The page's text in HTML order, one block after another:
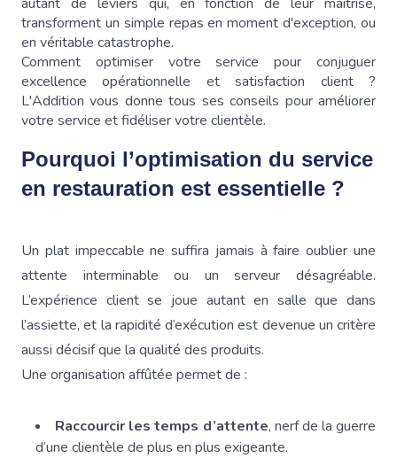
transforment un simple repas en moment d'exception, ou
en véritable catastrophe.
Comment optimiser votre service pour conjuguer
excellence opérationnelle et satisfaction client ?
L'Addition vous donne tous ses conseils pour améliorer
votre service et fidéliser votre clientèle.
Pourquoi l’optimisation du service
en restauration est essentielle ?
Un plat impeccable ne suffira jamais à faire oublier une
attente interminable ou un serveur désagréable.
L’expérience client se joue autant en salle que dans
l’assiette, et la rapidité d’exécution est devenue un critère
aussi décisif que la qualité des produits.
Une organisation affûtée permet de :
Raccourcir les temps d’attente, nerf de la guerre
d’une clientèle de plus en plus exigeante.